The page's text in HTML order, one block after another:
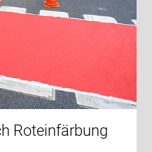
Roteinfärbung